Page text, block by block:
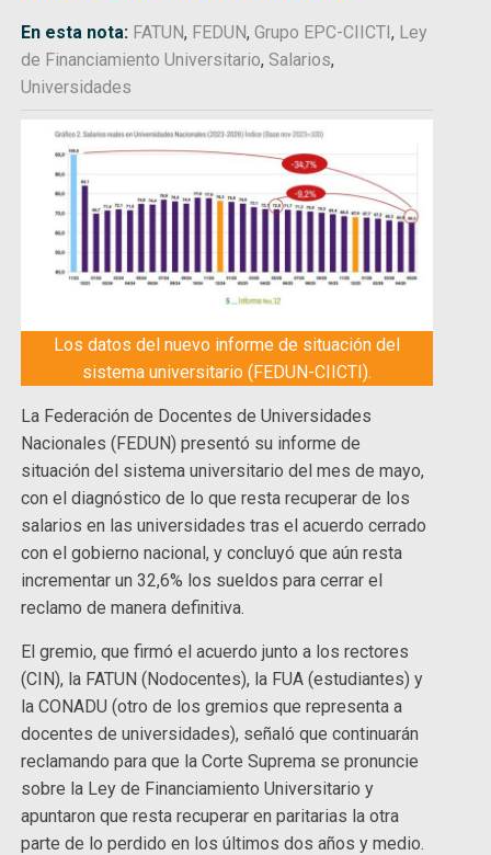
En esta nota: FATUN, FEDUN,Grupo EPC-CIICTI, Ley
de Financiamiento Universitario,Salarios,
Universidades
Los datos del nuevo informe de situación del
sistema universitario (FEDUN-CIICTI).
La Federación de Docentes de Universidades
Nacionales (FEDUN) presentó su informe de
situación del sistema universitario del mes de mayo,
con el diagnóstico de lo que resta recuperar de los
salarios en las universidades tras el acuerdo cerrado
con el gobierno nacional, y concluyó que aún resta
incrementar un 32,6% los sueldos para cerrar el
reclamo de manera definitiva.
El gremio, que firmó el acuerdo junto a los rectores
(CIN), la FATUN (Nodocentes), la FUA (estudiantes) y
la CONADU (otro de los gremios que representa a
docentes de universidades), señaló que continuarán
reclamando para que la Corte Suprema se pronuncie
sobre la Ley de Financiamiento Universitario y
apuntaron que resta recuperar en paritarias la otra
parte de lo perdido en los últimos dos años y medio.